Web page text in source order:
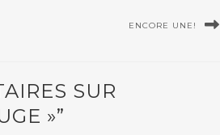
ENCORE UNE!
SUR
»”